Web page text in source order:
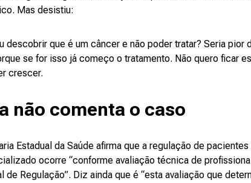
Mas desistiu:
descobrir que é um câncer e não poder tratar? Seria pior
se for isso já começo o tratamento. Não quero ficar
crescer.
não comenta o caso
Estadual da Saúde afirma que a regulação de
ocorre “conforme avaliação técnica de
de Regulação”. Diz ainda que é “esta avaliação que